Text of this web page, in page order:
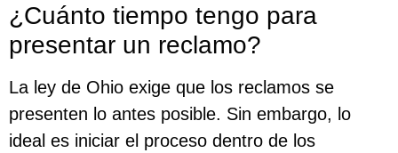
¿Cuánto tiempo tengo para
presentar un reclamo?
La ley de Ohio exige que los reclamos se
presenten lo antes posible. Sin embargo, lo
ideal es iniciar el proceso dentro de los